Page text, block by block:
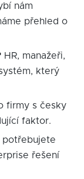
nám
přehled o
HR, manažeři,
který
firmy s česky
faktor.
potřebujete
řešení